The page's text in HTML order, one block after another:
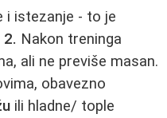
i istezanje - to je
2. Nakon treninga
ali ne previše masan.
obavezno
ili hladne/ tople